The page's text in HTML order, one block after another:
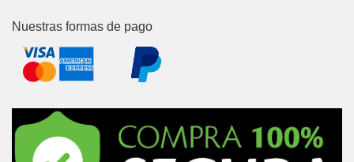
Nuestras formas de pago